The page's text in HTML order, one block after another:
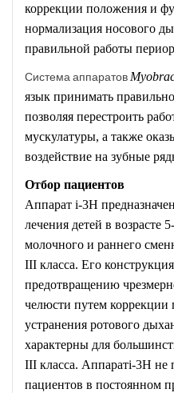
коррекции положения и
нормализация носового
правильной работы
Система аппаратов
язык принимать
позволяя перестроить
мускулатуры, а также
воздействие на зубные
Отбор пациентов
Аппарат i-3H
лечения детей в возрасте
молочного и раннего
III класса. Его
предотвращению
челюсти путем коррекции
устранения ротового
характерны для
III класса. Аппаратi-3H не
пациентов в постоянном